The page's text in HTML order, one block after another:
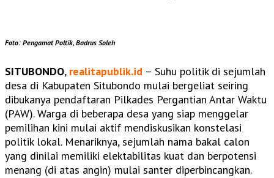
Foto: Pengamat Poltik, Badrus Soleh
SITUBONDO, realitapublik.id – Suhu politik di sejumlah
desa di Kabupaten Situbondo mulai bergeliat seiring
dibukanya pendaftaran Pilkades Pergantian Antar Waktu
(PAW). Warga di beberapa desa yang siap menggelar
pemilihan kini mulai aktif mendiskusikan konstelasi
politik lokal. Menariknya, sejumlah nama bakal calon
yang dinilai memiliki elektabilitas kuat dan berpotensi
menang (di atas angin) mulai santer diperbincangkan.